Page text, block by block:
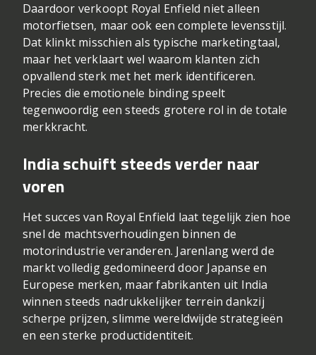
Daardoor verkoopt Royal Enfield niet alleen
motorfietsen, maar ook een complete levensstijl.
Dat klinkt misschien als typische marketingtaal,
maar het verklaart wel waarom klanten zich
opvallend sterk met het merk identificeren.
Precies die emotionele binding speelt
tegenwoordig een steeds grotere rol in de totale
merkkracht.
India schuift steeds verder naar
voren
Het succes van Royal Enfield laat tegelijk zien hoe
snel de machtsverhoudingen binnen de
motorindustrie veranderen. Jarenlang werd de
markt volledig gedomineerd door Japanse en
Europese merken, maar fabrikanten uit India
winnen steeds nadrukkelijker terrein dankzij
scherpe prijzen, slimme wereldwijde strategieën
en een sterke productidentiteit.